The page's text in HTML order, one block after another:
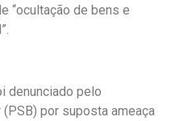
“ocultação de bens e
denunciado pelo
por suposta ameaça